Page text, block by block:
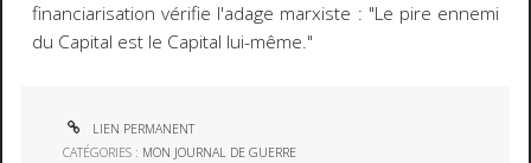
financiarisation vérifie l'adage marxiste : "Le pire ennemi
du Capital est le Capital lui-même."
LIEN PERMANENT
CATÉGORIES : MON JOURNAL DE GUERRE